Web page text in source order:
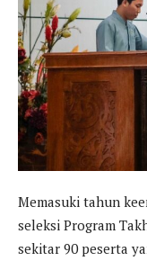
Memasuki tahun
seleksi Program
sekitar 90 peserta